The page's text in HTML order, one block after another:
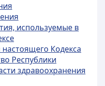
используемые в
Кодекса
Республики
здравоохранения